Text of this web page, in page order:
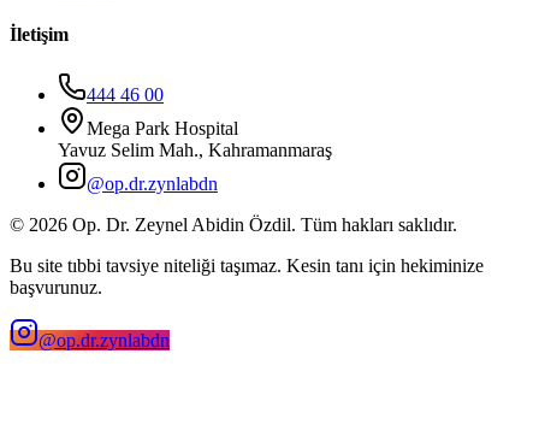
İletişim
444 46 00
Mega Park Hospital
Yavuz Selim Mah., Kahramanmaraş
@op.dr.zynlabdn
© 2026 Op. Dr. Zeynel Abidin Özdil. Tüm hakları saklıdır.
Bu site tıbbi tavsiye niteliği taşımaz. Kesin tanı için hekiminize
başvurunuz.
@op.dr.zynlabdn